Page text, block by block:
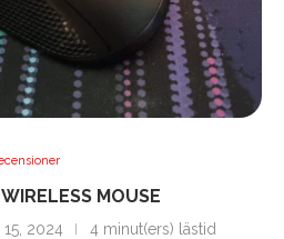
MOUSE
2024 4 minut(ers) lästid